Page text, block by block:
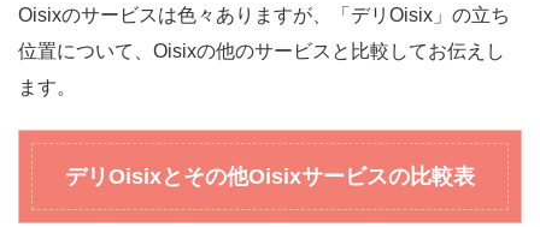
Oisixのサービスは色々ありますが、「デリOisix」の立ち
位置について、Oisixの他のサービスと比較してお伝えし
ます。
デリOisixとその他Oisixサービスの比較表